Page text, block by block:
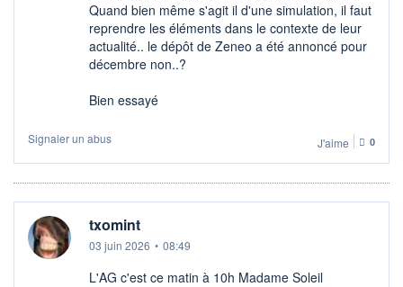
Quand bien même s'agit il d'une simulation, il faut
reprendre les éléments dans le contexte de leur
actualité.. le dépôt de Zeneo a été annoncé pour
décembre non..?
Bien essayé
Signaler un abus J'aime 0
txomint
03 juin 2026 • 08:49
L'AG c'est ce matin à 10h Madame Soleil